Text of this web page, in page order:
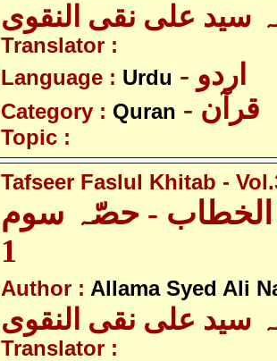
سید علی نقی النقوی
Translator :
Language : Urdu - اردو
Category : Quran - قرآن
Topic :
Tafseer Faslul Khitab -
- حصّہ سوم
1
Author : Allama Syed Ali
سید علی نقی النقوی
Translator :